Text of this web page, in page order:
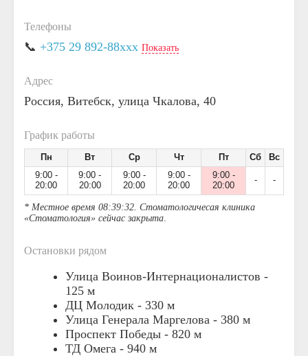
Телефоны
📞 +375 29 892-88xxx Показать
Адрес
Россия, Витебск, улица Чкалова, 40
График работы
Пн Вт Ср Чт Пт Сб
Вс
9:00 -
20:00
9:00 -
20:00
9:00 -
20:00
9:00 -
20:00
9:00 -
20:00
- -
* Местное время 08:39:32. Стоматологичесая клиника
«Стоматология» сейчас закрыта.
Остановки рядом
Улица Воинов-Интернационалистов -
125 м
ДЦ Молодик - 330 м
Улица Генерала Маргелова - 380 м
Проспект Победы - 820 м
ТД Омега - 940 м